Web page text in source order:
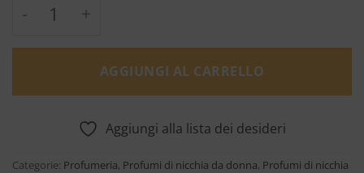
AGGIUNGI AL CARRELLO
Aggiungi alla lista dei desideri
Categorie: Profumeria, Profumi di nicchia da donna, Profumi di nicchia